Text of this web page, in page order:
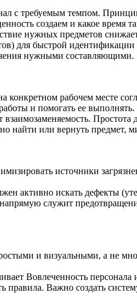
с требуемым темпом.
создаем и какое время
нужных предметов
для быстрой
нужными составляющими.
рабочем месте
и помогать ее выполнять.
найти или вернуть
источники
активно искать дефекты
служит
и визуальными, а не
Вовлеченность персонала
правила. Важно создать